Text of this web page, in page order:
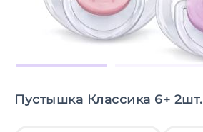
Пустышка Классика 6+ 2шт.